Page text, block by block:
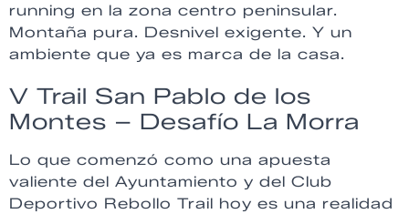
running en la zona centro peninsular.
Montaña pura. Desnivel exigente. Y un
ambiente que ya es marca de la casa.
V Trail San Pablo de los
Montes – Desafío La Morra
Lo que comenzó como una apuesta
valiente del Ayuntamiento y del Club
Deportivo Rebollo Trail hoy es una realidad